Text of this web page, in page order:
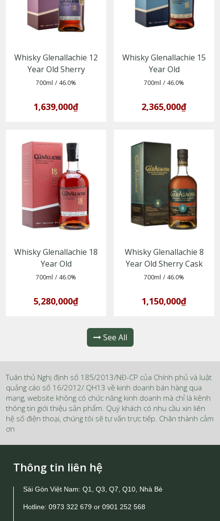
Whisky Glenallachie 12
Year Old Sherry
(5060568320076)
700ml / 46.0%
1,639,000₫
Whisky Glenallachie 15
Year Old
(5060568321080)
700ml / 46.0%
2,365,000₫
Whisky Glenallachie 18
Year Old
(5060568320083)
700ml / 46.0%
5,280,000₫
Whisky Glenallachie 8
Year Old Sherry Cask
(5060568324906)
700ml / 46.0%
1,150,000₫
See All
Tuân thủ Nghị định số 185/2013/NĐ-CP của Chính phủ và luật
quảng cáo số 16/2012/ QH13 về kinh doanh bán hàng qua
mạng, website không có chức năng kinh doanh mà chỉ là kênh
thông tin giới thiệu sản phẩm. Quý khách có nhu cầu xin liên
hệ số điện thoại, chúng tôi sẽ tư vấn trực tiếp. Chân thành cảm
ơn
Thông tin liên hệ
Sài Gòn Việt Nam: Q1, Q3, Q7, Q10, Nhà Bè
Hotline: 0973 322 679 or 0901 252 568